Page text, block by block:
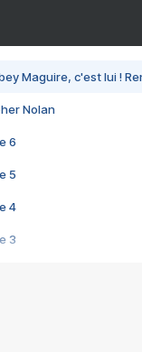
Maguire, c'est lui !
Nolan
6
5
4
3